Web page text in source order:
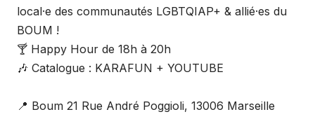
local·e des communautés LGBTQIAP+ & allié·es du
BOUM !
🍸 Happy Hour de 18h à 20h
🎶 Catalogue : KARAFUN + YOUTUBE
📍 Boum 21 Rue André Poggioli, 13006 Marseille